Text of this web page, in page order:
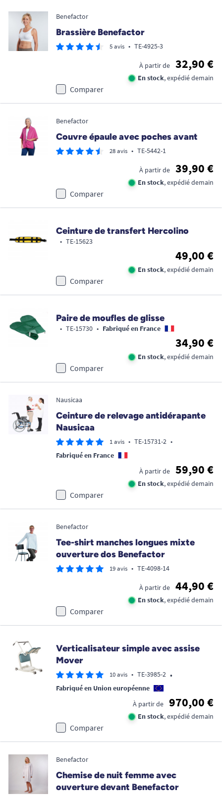
Benefactor
Brassière Benefactor
5 avis • TE-4925-3
À partir de 32,90 €
En stock, expédié demain
Comparer
Benefactor
Couvre épaule avec poches avant
28 avis • TE-5442-1
À partir de 39,90 €
En stock, expédié demain
Comparer
Ceinture de transfert Hercolino
• TE-15623
49,00 €
En stock, expédié demain
Comparer
Paire de moufles de glisse
• TE-15730 • Fabriqué en France
34,90 €
En stock, expédié demain
Comparer
Nausicaa
Ceinture de relevage antidérapante
Nausicaa
1 avis • TE-15731-2 •
Fabriqué en France
À partir de
59,90 €
En stock, expédié demain
Comparer
Benefactor
Tee-shirt manches longues mixte
ouverture dos Benefactor
19 avis • TE-4098-14
À partir de 44,90 €
En stock, expédié demain
Comparer
Verticalisateur simple avec assise
Mover
10 avis • TE-3985-2 •
Fabriqué en Union européenne
À partir de
970,00 €
En stock, expédié demain
Comparer
Benefactor
Chemise de nuit femme avec
ouverture devant Benefactor